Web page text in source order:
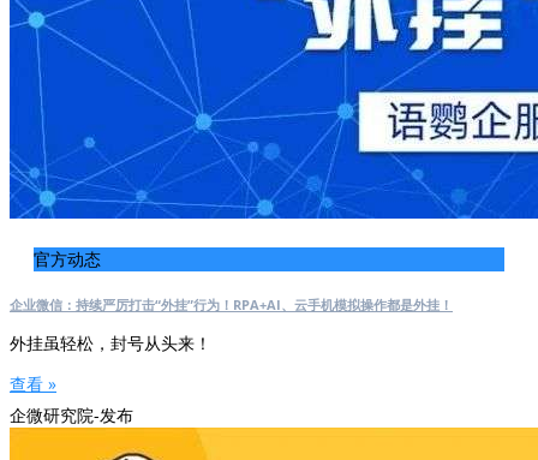
官方动态
企业微信：持续严厉打击“外挂”行为！RPA+AI、云手机模拟操作都是外挂！
外挂虽轻松，封号从头来！
查看 »
企微研究院-发布